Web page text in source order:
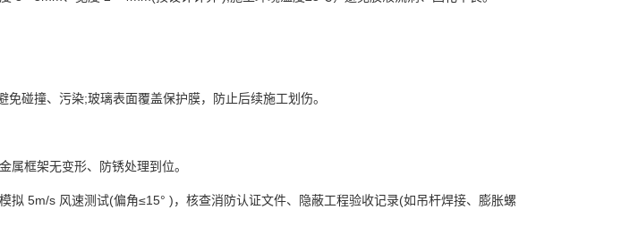
撞、污染;玻璃表面覆盖保护膜，防止后续施工划伤。
框架无变形、防锈处理到位。
5m/s 风速测试(偏角≤15° )，核查消防认证文件、隐蔽工程验收记录(如吊杆焊接、膨胀螺